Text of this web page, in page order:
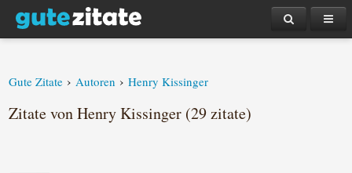
Gute Zitate › Autoren › Henry Kissinger
Zitate von Henry Kissinger (29 zitate)